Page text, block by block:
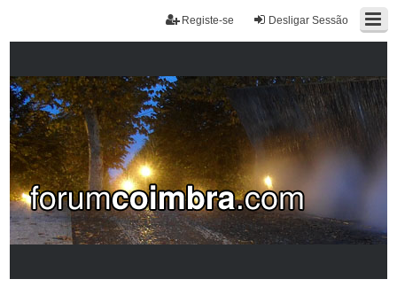
Desligar Sessão
Registe-se